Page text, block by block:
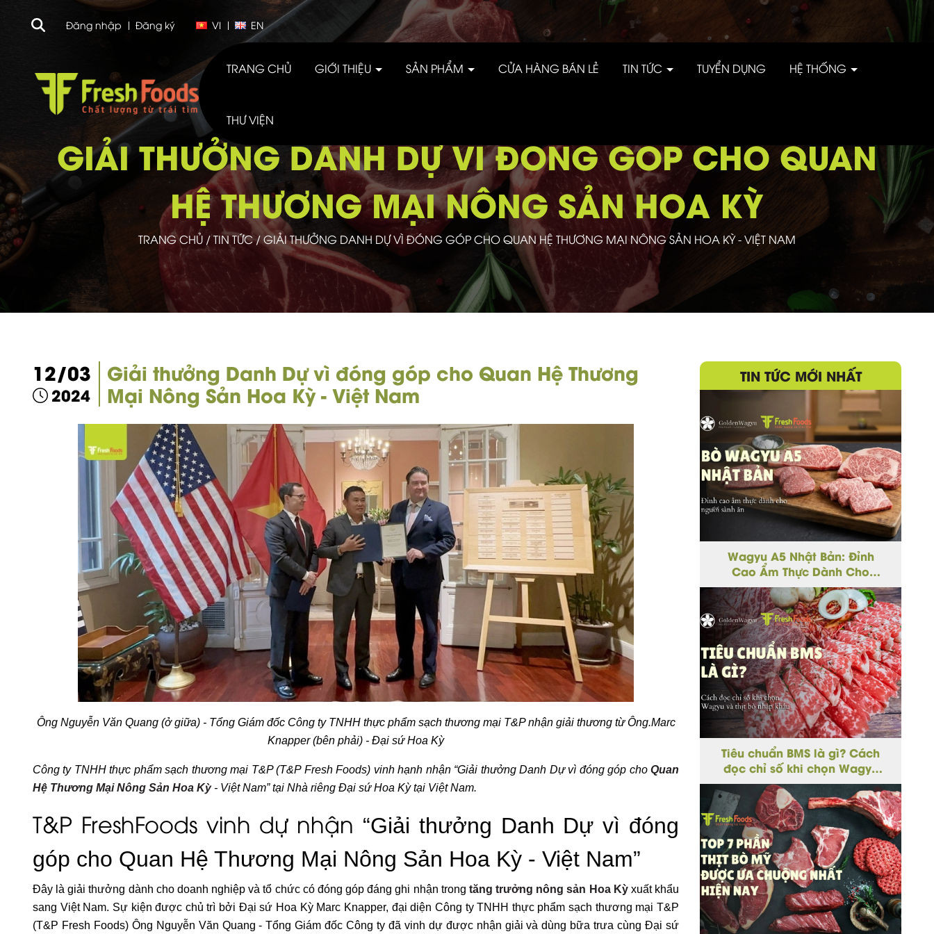
Đăng nhập Đăng ký VI EN
TRANG CHỦ GIỚI THIỆU SẢN PHẨM CỬA HÀNG BÁN LẺ TIN TỨC TUYỂN DỤNG HỆ THỐNG
THƯ VIỆN
GIẢI THƯỞNG DANH DỰ VÌ ĐÓNG GÓP CHO QUAN
HỆ THƯƠNG MẠI NÔNG SẢN HOA KỲ
TRANG CHỦ /TIN TỨC /GIẢI THƯỞNG DANH DỰ VÌ ĐÓNG GÓP CHO QUAN HỆ THƯƠNG MẠI NÔNG SẢN HOA KỲ - VIỆT NAM
12/03
2024
Giải thưởng Danh Dự vì đóng góp cho Quan Hệ Thương
Mại Nông Sản Hoa Kỳ - Việt Nam
Ông Nguyễn Văn Quang (ở giữa) - Tổng Giám đốc Công ty TNHH thực phẩm sạch thương mại T&P nhận giải thương từ Ông.Marc
Knapper (bên phải) - Đại sứ Hoa Kỳ
Công ty TNHH thực phẩm sạch thương mại T&P (T&P Fresh Foods) vinh hạnh nhận “Giải thưởng Danh Dự vì đóng góp cho Quan
Hệ Thương Mại Nông Sản Hoa Kỳ- Việt Nam” tại Nhà riêng Đại sứ Hoa Kỳ tại Việt Nam.
T&P FreshFoods vinh dự nhận “Giải thưởng Danh Dự vì đóng
góp cho Quan Hệ Thương Mại Nông Sản Hoa Kỳ - Việt Nam”
Đây là giải thưởng dành cho doanh nghiệp và tổ chức có đóng góp đáng ghi nhận trong tăng trưởng nông sản Hoa Kỳxuất khẩu
sang Việt Nam. Sự kiện được chủ trì bởi Đại sứ Hoa Kỳ Marc Knapper, đại diện Công ty TNHH thực phẩm sạch thương mại T&P
(T&P Fresh Foods) Ông Nguyễn Văn Quang - Tổng Giám đốc Công ty đã vinh dự được nhận giải và dùng bữa trưa cùng Đại sứ
TIN TỨC MỚI NHẤT
Wagyu A5 Nhật Bản: Đỉnh
Cao Ẩm Thực Dành Cho
Người Sành Ăn
Tiêu chuẩn BMS là gì? Cách
đọc chỉ số khi chọn Wagyu
và thịt bò nhập khẩu